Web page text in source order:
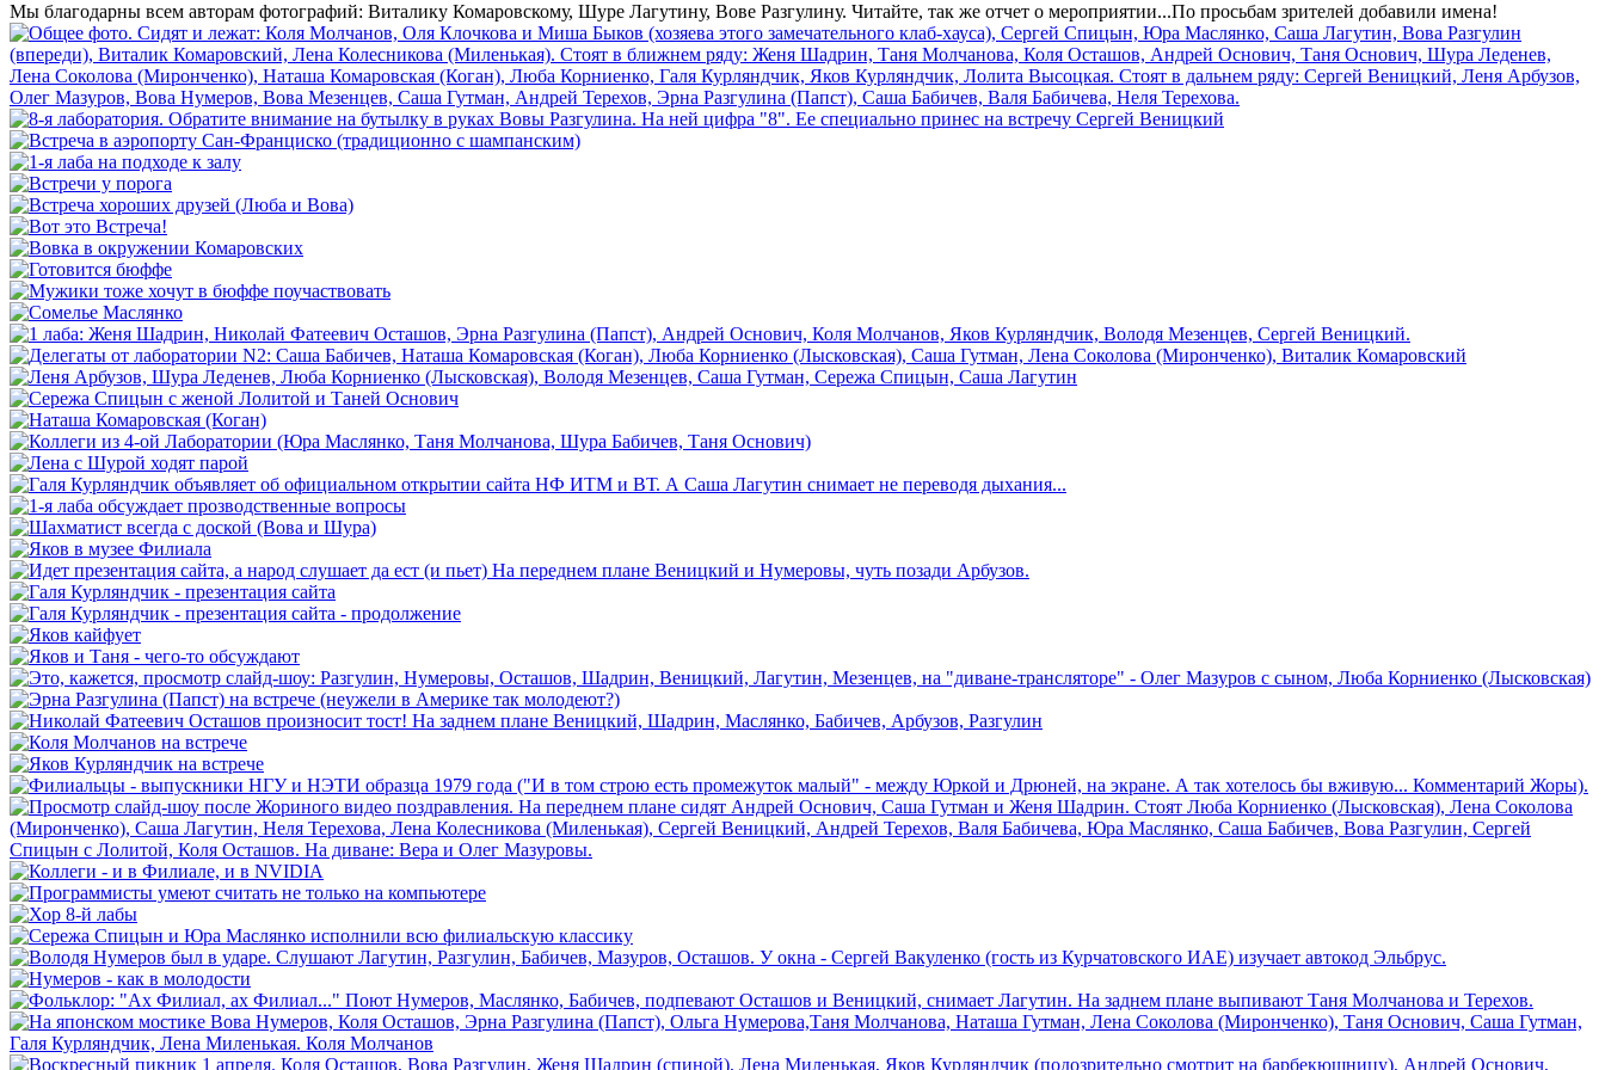
Мы благодарны всем авторам фотографий: Виталику Комаровскому, Шуре Лагутину, Вове Разгулину. Читайте, так же отчет о мероприятии...По просьбам зрителей добавили имена!